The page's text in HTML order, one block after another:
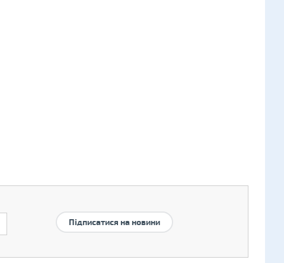
Підписатися на новини